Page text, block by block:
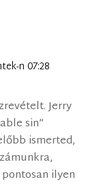
n 07:28
Jerry
sin”
ismerted,
ilyen